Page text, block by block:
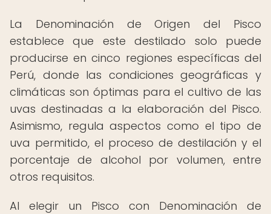
La Denominación de Origen del Pisco
establece que este destilado solo puede
producirse en cinco regiones específicas del
Perú, donde las condiciones geográficas y
climáticas son óptimas para el cultivo de las
uvas destinadas a la elaboración del Pisco.
Asimismo, regula aspectos como el tipo de
uva permitido, el proceso de destilación y el
porcentaje de alcohol por volumen, entre
otros requisitos.
Al elegir un Pisco con Denominación de